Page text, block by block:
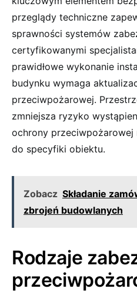
przeglądy techniczne
sprawności systemów
certyfikowanymi
prawidłowe wykonanie
budynku wymaga
przeciwpożarowej.
zmniejsza ryzyko
ochrony
do specyfiki obiektu.
Zobacz Składanie
zbrojeń budowlanych
Rodzaje